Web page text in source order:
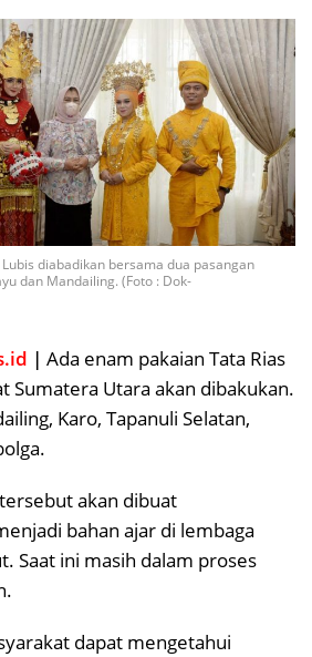
Lubis diabadikan bersama dua pasangan
dan Mandailing. (Foto : Dok-
| Ada enam pakaian Tata Rias
Sumatera Utara akan dibakukan.
Karo, Tapanuli Selatan,
akan dibuat
bahan ajar di lembaga
Saat ini masih dalam proses
dapat mengetahui